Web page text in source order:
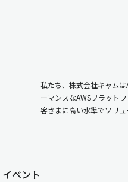
私たち、株式会社キャム
ーマンスなAWSプラット
客さまに高い水準でソリュ
イベント